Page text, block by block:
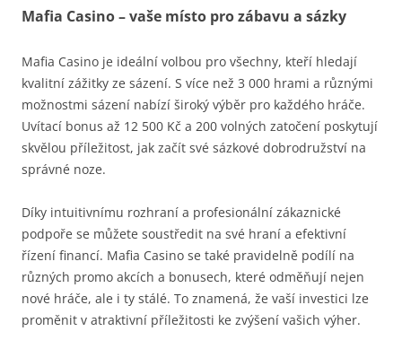
Mafia Casino – vaše místo pro zábavu a sázky
Mafia Casino je ideální volbou pro všechny, kteří hledají
kvalitní zážitky ze sázení. S více než 3 000 hrami a různými
možnostmi sázení nabízí široký výběr pro každého hráče.
Uvítací bonus až 12 500 Kč a 200 volných zatočení poskytují
skvělou příležitost, jak začít své sázkové dobrodružství na
správné noze.
Díky intuitivnímu rozhraní a profesionální zákaznické
podpoře se můžete soustředit na své hraní a efektivní
řízení financí. Mafia Casino se také pravidelně podílí na
různých promo akcích a bonusech, které odměňují nejen
nové hráče, ale i ty stálé. To znamená, že vaší investici lze
proměnit v atraktivní příležitosti ke zvýšení vašich výher.